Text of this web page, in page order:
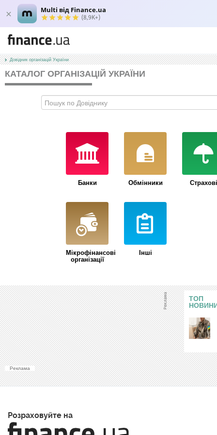
Multi від Finance.ua
(8,9K+)
Довідник організацій України
КАТАЛОГ ОРГАНІЗАЦІЙ УКРАЇНИ
Банки Обмінники Страхові
Мікрофінансові
організації
Iншi
ТОП
Реклама
Розраховуйте на